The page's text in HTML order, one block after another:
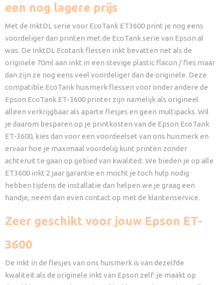
een nog lagere prijs
Met de InktDL serie voor EcoTank ET3600 print je nog eens
voordeliger dan printen met de EcoTank serie van Epson al
was. De InktDL Ecotank flessen inkt bevatten net als de
originele 70ml aan inkt in een stevige plastic flacon / fles maar
dan zijn ze nog eens veel voordeliger dan de originele. Deze
compatible EcoTank huismerk flessen voor onder andere de
Epson EcoTank ET-3600 printer zijn namelijk als origineel
alleen verkrijgbaar als aparte flesjes en geen multipacks. Wil
je daarom besparen op je printkosten van de Epson EcoTank
ET-3600, kies dan voor een voordeelset van ons huismerk en
ervaar hoe je maximaal voordelig kunt printen zonder
achteruit te gaan op gebied van kwaliteit. We bieden je op alle
ET3600 inkt 2 jaar garantie en mocht je toch hulp nodig
hebben tijdens de installatie dan helpen we je graag een
handje, neem dan even contact op met de klantenservice.
Zeer geschikt voor jouw Epson ET-
3600
De inkt in de flesjes van ons huismerk is van dezelfde
kwaliteit als de originele inkt van Epson zelf: je maakt op